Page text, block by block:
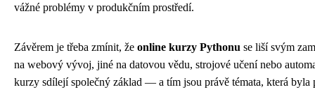
vážné problémy v produkčním prostředí.
Závěrem je třeba zmínit, že online kurzy Pythonu se liší svým
na webový vývoj, jiné na datovou vědu, strojové učení nebo
kurzy sdílejí společný základ — a tím jsou právě témata, která